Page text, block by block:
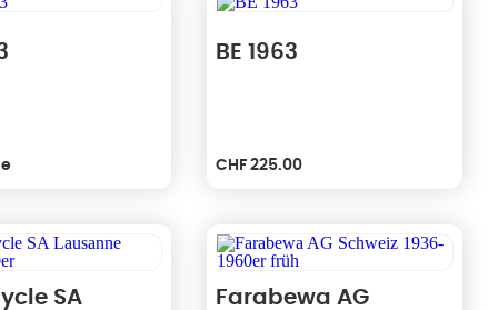
BE 1963
CHF225.00
SA
Farabewa AG